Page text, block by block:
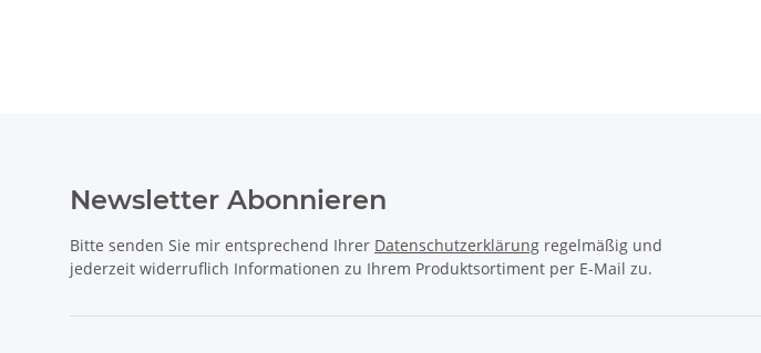
Newsletter Abonnieren
Bitte senden Sie mir entsprechend Ihrer Datenschutzerklärung regelmäßig und
jederzeit widerruflich Informationen zu Ihrem Produktsortiment per E-Mail zu.